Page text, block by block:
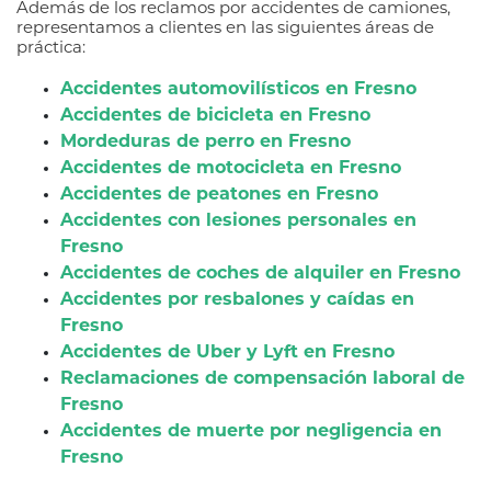
Además de los reclamos por accidentes de camiones,
representamos a clientes en las siguientes áreas de
práctica:
Accidentes automovilísticos en Fresno
Accidentes de bicicleta en Fresno
Mordeduras de perro en Fresno
Accidentes de motocicleta en Fresno
Accidentes de peatones en Fresno
Accidentes con lesiones personales en
Fresno
Accidentes de coches de alquiler en Fresno
Accidentes por resbalones y caídas en
Fresno
Accidentes de Uber y Lyft en Fresno
Reclamaciones de compensación laboral de
Fresno
Accidentes de muerte por negligencia en
Fresno